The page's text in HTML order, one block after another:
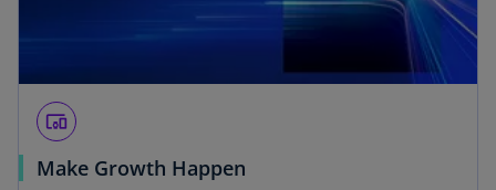
devices_other
Make Growth Happen